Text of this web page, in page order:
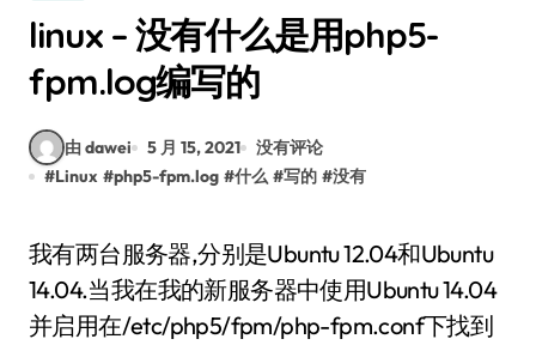
linux – 没有什么是用php5-
fpm.log编写的
由 dawei 5 月 15, 2021
没有评论
#Linux #php5-fpm.log #什么 #写的 #没有
我有两台服务器,分别是Ubuntu 12.04和Ubuntu
14.04.当我在我的新服务器中使用Ubuntu 14.04
并启用在/etc/php5/fpm/php-fpm.conf下找到